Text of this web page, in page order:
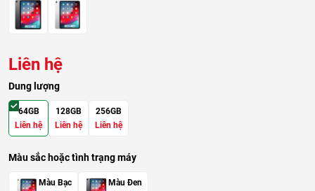
Liên hệ
Dung lượng
64GB
Liên hệ
128GB
Liên hệ
256GB
Liên hệ
Màu sắc hoặc tình trạng máy
Màu Bạc
Màu Đen